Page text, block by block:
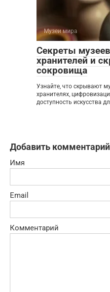
Музеи мира
Секреты
хранителей и
сокровища
Узнайте, что скрывают
хранителях,
доступность искусства
Добавить комментарий
Имя
Email
Комментарий